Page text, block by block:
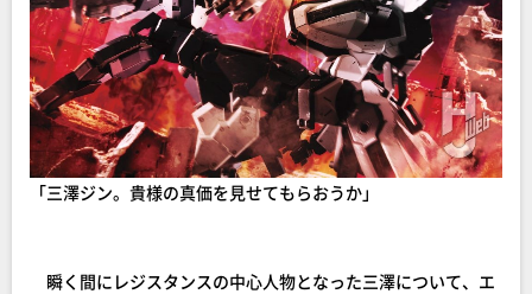
「三澤ジン。貴様の真価を見せてもらおうか」
瞬く間にレジスタンスの中心人物となった三澤について、エ